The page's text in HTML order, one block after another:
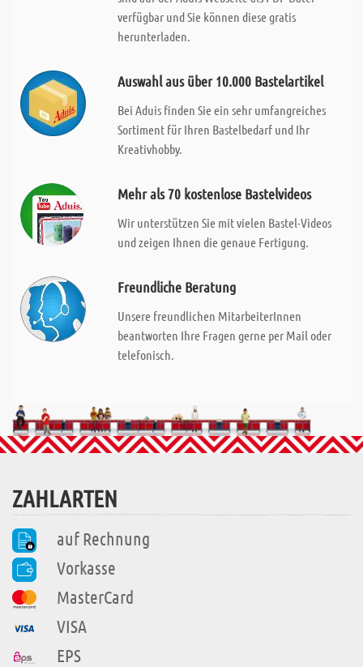
verfügbar und Sie können diese gratis
herunterladen.
Auswahl aus über 10.000 Bastelartikel
Bei Aduis finden Sie ein sehr umfangreiches
Sortiment für Ihren Bastelbedarf und Ihr
Kreativhobby.
Mehr als 70 kostenlose Bastelvideos
Wir unterstützen Sie mit vielen Bastel-Videos
und zeigen Ihnen die genaue Fertigung.
Freundliche Beratung
Unsere freundlichen MitarbeiterInnen
beantworten Ihre Fragen gerne per Mail oder
telefonisch.
ZAHLARTEN
auf Rechnung
Vorkasse
MasterCard
VISA
EPS